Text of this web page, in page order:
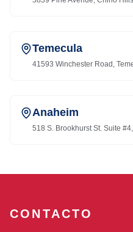
Temecula
41593 Winchester Road,
Anaheim
518 S. Brookhurst St. Suite
CONTACTO